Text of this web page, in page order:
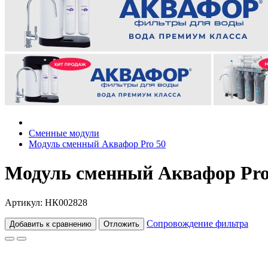
Сменные модули
Модуль сменный Аквафор Pro 50
Модуль сменный Аквафор
Артикул: НК002828
Добавить к сравнению Отложить Сопровождение фильтра